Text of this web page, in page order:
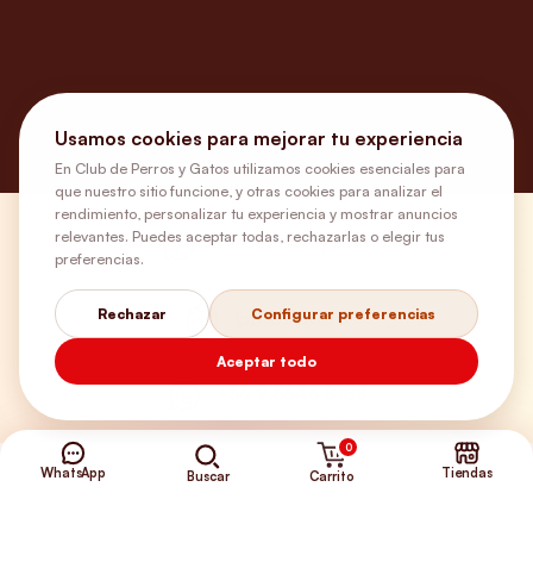
¿Necesitas ayuda?
Envíos Gratis
WhatsApp Buscar
0
Carrito Tiendas
Usamos cookies para mejorar tu experiencia
En Club de Perros y Gatos utilizamos cookies esenciales para
que nuestro sitio funcione, y otras cookies para analizar el
rendimiento, personalizar tu experiencia y mostrar anuncios
relevantes. Puedes aceptar todas, rechazarlas o elegir tus
preferencias.
Rechazar Configurar preferencias
Aceptar todo